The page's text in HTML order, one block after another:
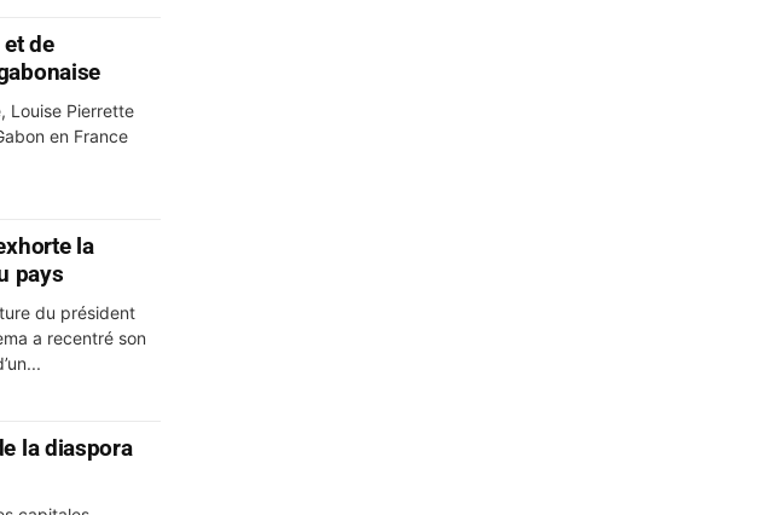
de
Louise Pierrette
en France
la
pays
du président
a recentré son
la diaspora